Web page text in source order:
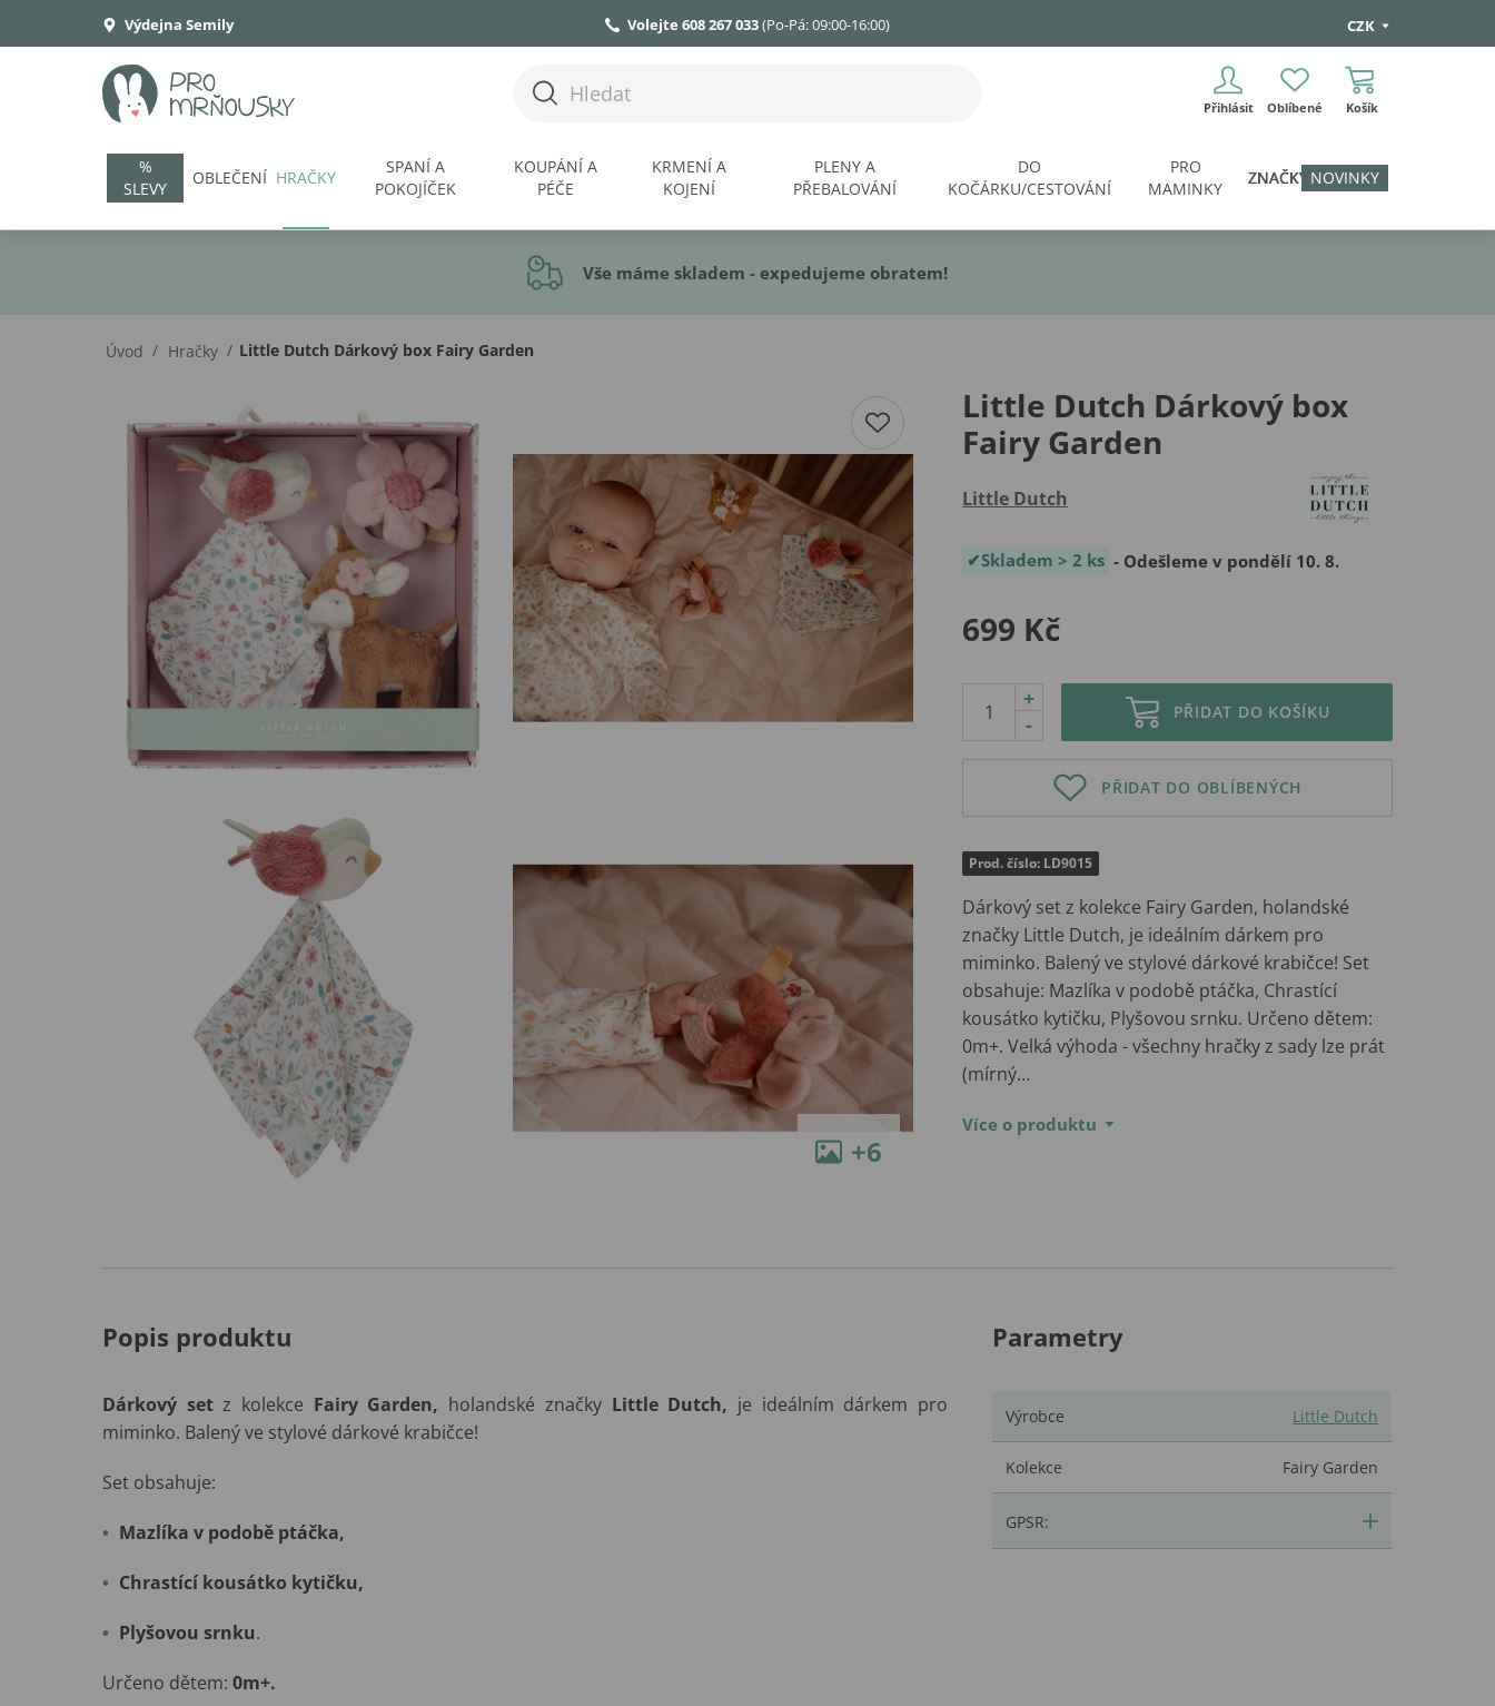
Výdejna Semily Volejte 608 267 033(Po-Pá: 09:00-16:00) CZK
Přihlásit Oblíbené Košík
%
SLEVY
OBLEČENÍ HRAČKY
SPANÍ A
POKOJÍČEK
KOUPÁNÍ A
PÉČE
KRMENÍ A
KOJENÍ
PLENY A
PŘEBALOVÁNÍ
DO
KOČÁRKU/CESTOVÁNÍ
PRO
MAMINKY
ZNAČKY NOVINKY
Vše máme skladem - expedujeme obratem!
Úvod / Hračky / Little Dutch Dárkový box Fairy Garden
Little Dutch Dárkový box
Fairy Garden
Little Dutch
Skladem > 2 ks - Odešleme v pondělí 10. 8.
699 Kč
-
+
PŘIDAT DO KOŠÍKU
PŘIDAT DO OBLÍBENÝCH
Prod. číslo: LD9015
Dárkový set z kolekce Fairy Garden, holandské
značky Little Dutch, je ideálním dárkem pro
miminko. Balený ve stylové dárkové krabičce! Set
obsahuje: Mazlíka v podobě ptáčka, Chrastící
kousátko kytičku, Plyšovou srnku. Určeno dětem:
0m+. Velká výhoda - všechny hračky z sady lze prát
(mírný…
Více o produktu
+6
Popis produktu
Dárkový setz kolekce Fairy Garden, holandské značky Little Dutch, je ideálním dárkem pro
miminko. Balený ve stylové dárkové krabičce!
Set obsahuje:
Mazlíka v podobě ptáčka,
Chrastící kousátko kytičku,
Plyšovou srnku.
Určeno dětem: 0m+.
Parametry
Výrobce Little Dutch
Kolekce Fairy Garden
GPSR: